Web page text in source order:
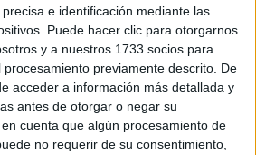
e identificación mediante las
Puede hacer clic para otorgarnos
y a nuestros 1733 socios para
previamente descrito. De
acceder a información más detallada y
antes de otorgar o negar su
en cuenta que algún procesamiento de
no requerir de su consentimiento,
¿Qué ocurre
arriba?
explica aquí es qué pasa realmente
se origine cada mes en nuestro